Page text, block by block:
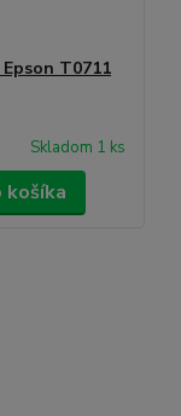
T0711
Skladom 1 ks
košíka